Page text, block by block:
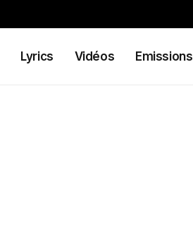
Lyrics Vidéos Emissions